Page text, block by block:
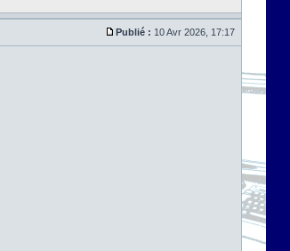
Publié : 10 Avr 2026, 17:17